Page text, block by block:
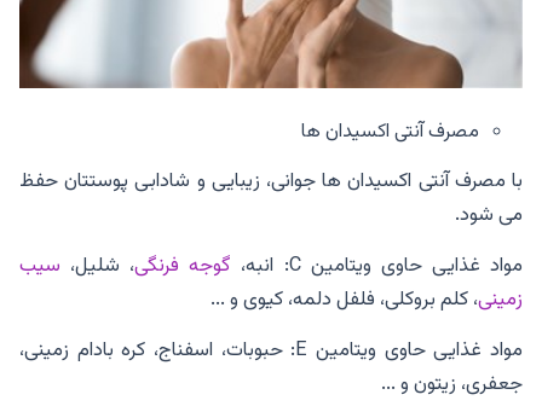
مصرف آنتی اکسیدان ها
با مصرف آنتی اکسیدان ها جوانی، زیبایی و شادابی پوستتان حفظ
می شود.
مواد غذایی حاوی ویتامین C: انبه،
گوجه فرنگی، شلیل، سیب
زمینی، کلم بروکلی، فلفل دلمه، کیوی و ...
مواد غذایی حاوی ویتامین E: حبوبات، اسفناج، کره بادام زمینی،
جعفری، زیتون و ...